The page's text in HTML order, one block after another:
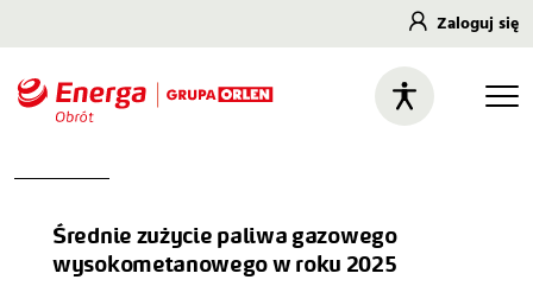
Zaloguj się
Średnie zużycie paliwa gazowego
wysokometanowego w roku 2025